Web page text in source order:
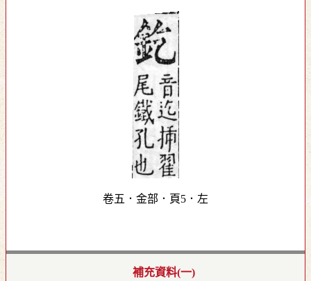
卷五．金部．頁5．左
補充資料(一)